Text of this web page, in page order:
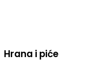
Hrana i piće